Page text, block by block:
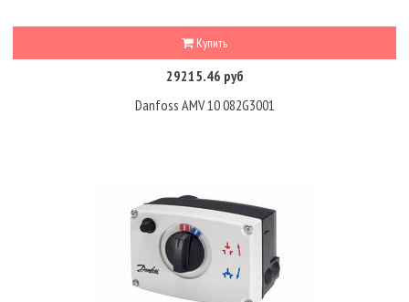
Купить
29215.46 руб
Danfoss AMV 10 082G3001